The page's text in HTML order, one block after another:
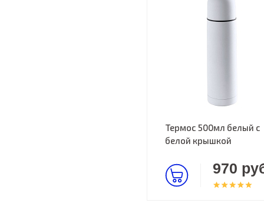
Термос 500мл белый с
белой крышкой
970